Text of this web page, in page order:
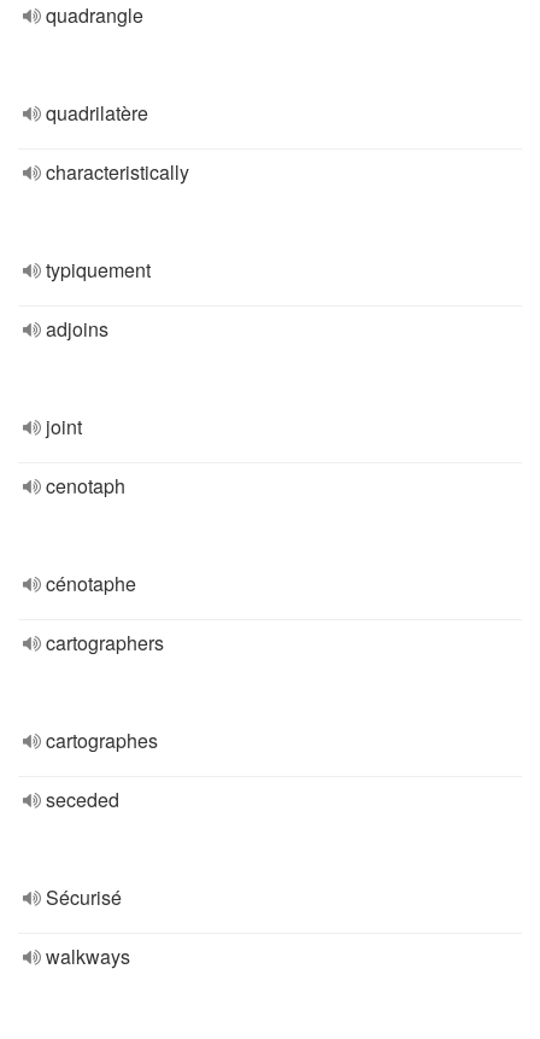
quadrangle
quadrilatère
characteristically
typiquement
adjoins
joint
cenotaph
cénotaphe
cartographers
cartographes
seceded
Sécurisé
walkways